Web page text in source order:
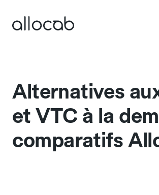
Alternatives
et VTC à la
comparatifs